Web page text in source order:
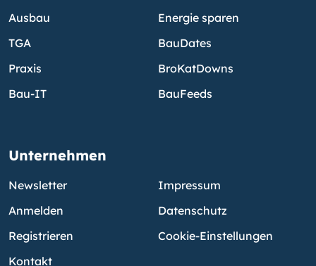
Ausbau
TGA
Praxis
Bau-IT
Energie sparen
BauDates
BroKatDowns
BauFeeds
Unternehmen
Newsletter
Anmelden
Registrieren
Kontakt
Impressum
Datenschutz
Cookie-Einstellungen